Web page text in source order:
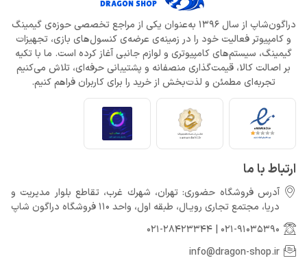
افزایش قیمت بازی‌ها؛ آیا Xbox بازیکنان را به Game Pass سوق
می‌دهد؟
خرداد 22, 1404
خرداد 22, 1404
دراگون‌شاپ از سال 1396 به‌عنوان یکی از مراجع تخصصی حوزه‌ی گیمینگ
و کامپیوتر فعالیت خود را در زمینه‌ی عرضه‌ی کنسول‌های بازی، تجهیزات
گیمینگ، سیستم‌های کامپیوتری و لوازم جانبی آغاز کرده است. ما با تکیه
بر اصالت کالا، قیمت‌گذاری منصفانه و پشتیبانی حرفه‌ای، تلاش می‌کنیم
تجربه‌ای مطمئن و لذت‌بخش از خرید را برای کاربران فراهم کنیم.
ارتباط با ما
آدرس فروشگاه حضوری: تهران، شهرك غرب، تقاطع بلوار مدیریت و
دريا، مجتمع تجارى رويـال، طبقه اول، واحد 110 فروشگاه دراگون شاپ
021-91035390
|
021-28423344
info@dragon-shop.ir